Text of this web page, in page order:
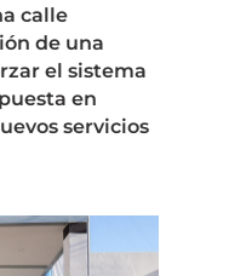
calle
de una
el sistema
en
servicios